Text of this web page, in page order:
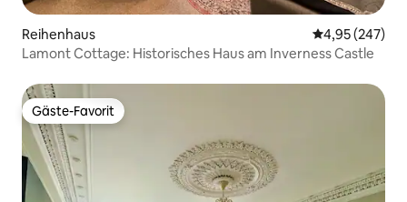
Reihenhaus
4,95 (247)
Lamont Cottage: Historisches Haus am Inverness Castle
Gäste-Favorit
Gäste-Favorit